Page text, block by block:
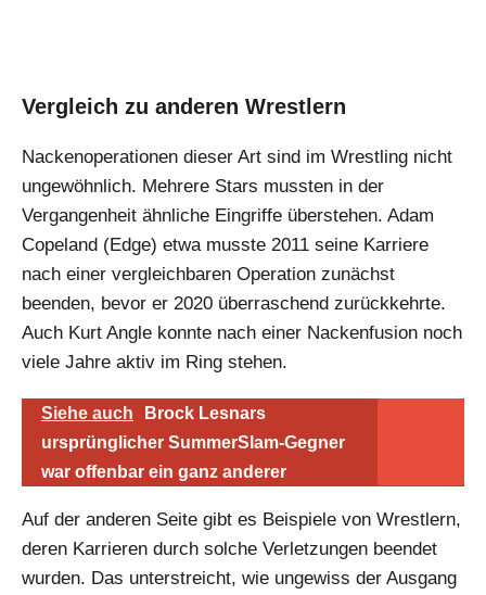
Vergleich zu anderen Wrestlern
Nackenoperationen dieser Art sind im Wrestling nicht
ungewöhnlich. Mehrere Stars mussten in der
Vergangenheit ähnliche Eingriffe überstehen. Adam
Copeland (Edge) etwa musste 2011 seine Karriere
nach einer vergleichbaren Operation zunächst
beenden, bevor er 2020 überraschend zurückkehrte.
Auch Kurt Angle konnte nach einer Nackenfusion noch
viele Jahre aktiv im Ring stehen.
Siehe auch
Brock Lesnars
ursprünglicher SummerSlam-Gegner
war offenbar ein ganz anderer
Auf der anderen Seite gibt es Beispiele von Wrestlern,
deren Karrieren durch solche Verletzungen beendet
wurden. Das unterstreicht, wie ungewiss der Ausgang